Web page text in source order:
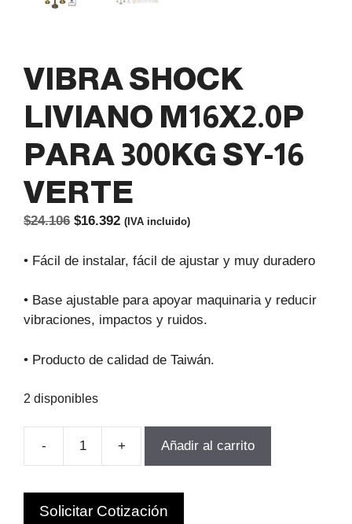
VIBRA SHOCK
LIVIANO M16X2.0P
PARA 300KG SY-16
VERTE
$24.106 El
original
$24.106.
$16.392El
actual
$16.392.
(IVA incluido)
• Fácil de instalar, fácil de ajustar y muy duradero
• Base ajustable para apoyar maquinaria y reducir
vibraciones, impactos y ruidos.
• Producto de calidad de Taiwán.
2 disponibles
-
VIBRA
LIVIANO
M16X2.0P
+ Añadir al carrito
Solicitar Cotización